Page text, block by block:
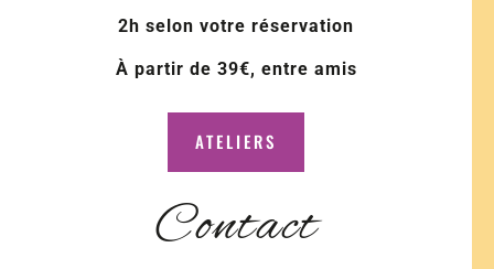
2h selon votre réservation
À partir de 39€, entre amis
ATELIERS
Contact